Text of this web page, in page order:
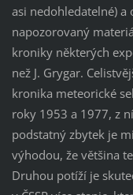
asi nedohledatelné)
napozorovaný
kroniky některých
než J. Grygar.
kronika meteorické
roky 1953 a 1977, z
podstatný zbytek je
výhodou, že většina
Druhou potíží je